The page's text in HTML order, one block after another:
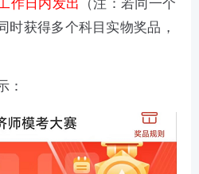
作日内发出
（注：若同一个
时获得多个科目实物奖品，
：